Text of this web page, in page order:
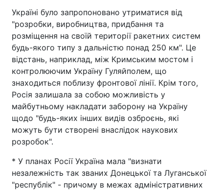
Україні було запропоновано утриматися від
"розробки, виробництва, придбання та
розміщення на своїй території ракетних систем
будь-якого типу з дальністю понад 250 км". Це
відстань, наприклад, між Кримським мостом і
контролюючим Україну Гуляйполем, що
знаходиться поблизу фронтової лінії. Крім того,
Росія залишала за собою можливість у
майбутньому накладати заборону на Україну
щодо "будь-яких інших видів озброєнь, які
можуть бути створені внаслідок наукових
розробок".
* У планах Росії Україна мала "визнати
незалежність так званих Донецької та Луганської
"республік" - причому в межах адміністративних